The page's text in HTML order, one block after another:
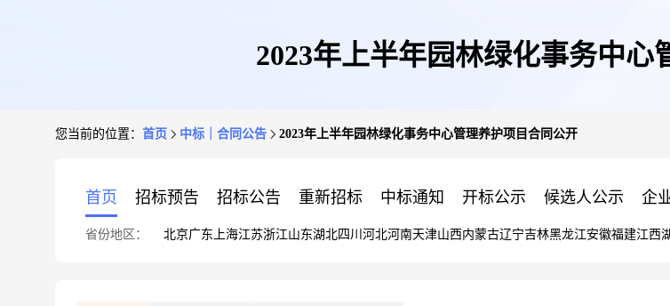
2023年上半年园林绿化事务中心
您当前的位置： 首页 中标｜合同公告 2023年上半年园林绿化事务中心管理养护项目合同公开
首页 招标预告 招标公告 重新招标 中标通知 开标公示 候选人公示 企
省份地区： 北京广东 上海江苏浙江山东湖北四川 河北河南天津山西内蒙古辽宁吉林黑龙江安徽福建江西